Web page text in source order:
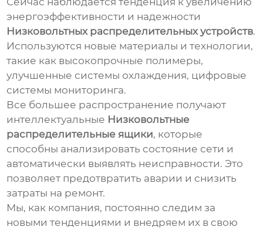
энергоэффективности и надежности
Низковольтных распределительных устройств.
Используются новые материалы и технологии,
такие как высокопрочные полимеры,
улучшенные системы охлаждения, цифровые
системы мониторинга.
Все большее распространение получают
интеллектуальные Низковольтные
распределительные ящики, которые
способны анализировать состояние сети и
автоматически выявлять неисправности. Это
позволяет предотвратить аварии и снизить
затраты на ремонт.
Мы, как компания, постоянно следим за
новыми тенденциями и внедряем их в свою